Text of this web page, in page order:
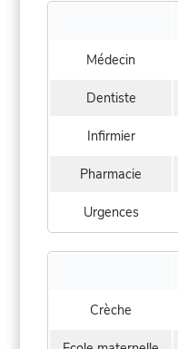
Médecin
Dentiste
Infirmier
Pharmacie
Urgences
Crèche